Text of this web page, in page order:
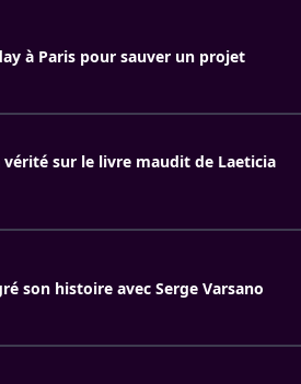
à Paris pour sauver un projet
sur le livre maudit de Laeticia
son histoire avec Serge Varsano